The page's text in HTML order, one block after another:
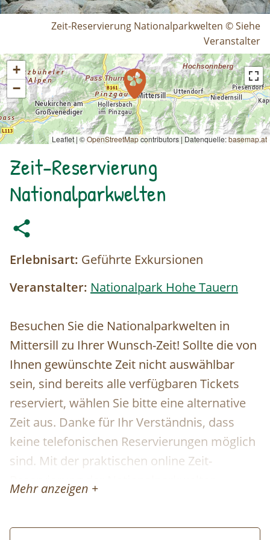
Zeit-Reservierung Nationalparkwelten © Siehe
Veranstalter
+
−
Leaflet | ©OpenStreetMapcontributors | Datenquelle:basemap.at
Zeit-Reservierung
Nationalparkwelten
Erlebnisart: Geführte Exkursionen
Veranstalter: Nationalpark Hohe Tauern
Besuchen Sie die Nationalparkwelten in
Mittersill zu Ihrer Wunsch-Zeit! Sollte die von
Ihnen gewünschte Zeit nicht auswählbar
sein, sind bereits alle verfügbaren Tickets
reserviert, wählen Sie bitte eine alternative
Zeit aus. Danke für Ihr Verständnis, dass
keine telefonischen Reservierungen möglich
sind. Mit der praktischen online Zeit-
Reservierung der Nationalparkwelten
profitieren Sie von einem garantierten
Mehr anzeigen +